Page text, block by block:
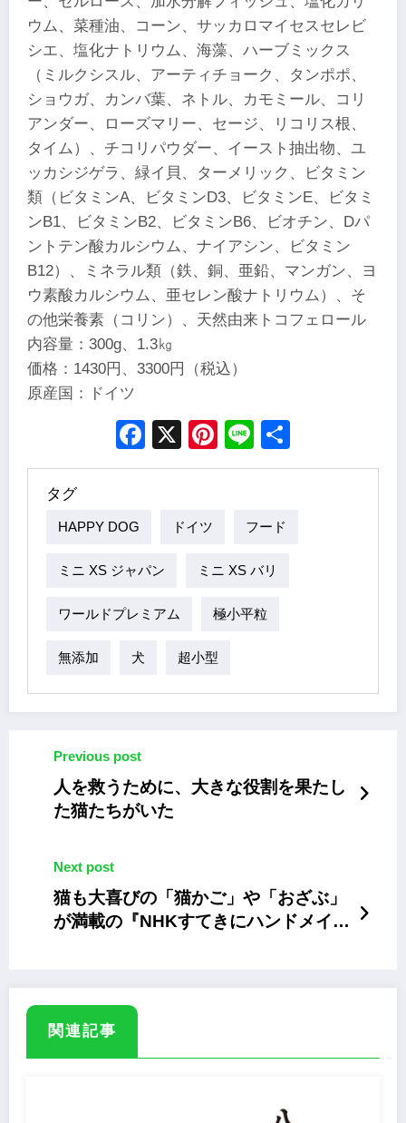
ウム、菜種油、コーン、サッカロマイセスセレビ
シエ、塩化ナトリウム、海藻、ハーブミックス
（ミルクシスル、アーティチョーク、タンポポ、
ショウガ、カンバ葉、ネトル、カモミール、コリ
アンダー、ローズマリー、セージ、リコリス根、
タイム）、チコリパウダー、イースト抽出物、ユ
ッカシジゲラ、緑イ貝、ターメリック、ビタミン
類（ビタミンA、ビタミンD3、ビタミンE、ビタミ
ンB1、ビタミンB2、ビタミンB6、ビオチン、Dパ
ントテン酸カルシウム、ナイアシン、ビタミン
B12）、ミネラル類（鉄、銅、亜鉛、マンガン、ヨ
ウ素酸カルシウム、亜セレン酸ナトリウム）、そ
の他栄養素（コリン）、天然由来トコフェロール
内容量：300g、1.3㎏
価格：1430円、3300円（税込）
原産国：ドイツ
Facebook
X Pinterest
Line
タグ
HAPPY DOG ドイツ フード
ミニ XS ジャパン ミニ XS バリ
ワールドプレミアム 極小平粒
無添加 犬 超小型
Previous post
人を救うために、大きな役割を果たし
た猫たちがいた
Next post
猫も大喜びの「猫かご」や「おざぶ」
が満載の『NHKすてきにハンドメイド
関連記事